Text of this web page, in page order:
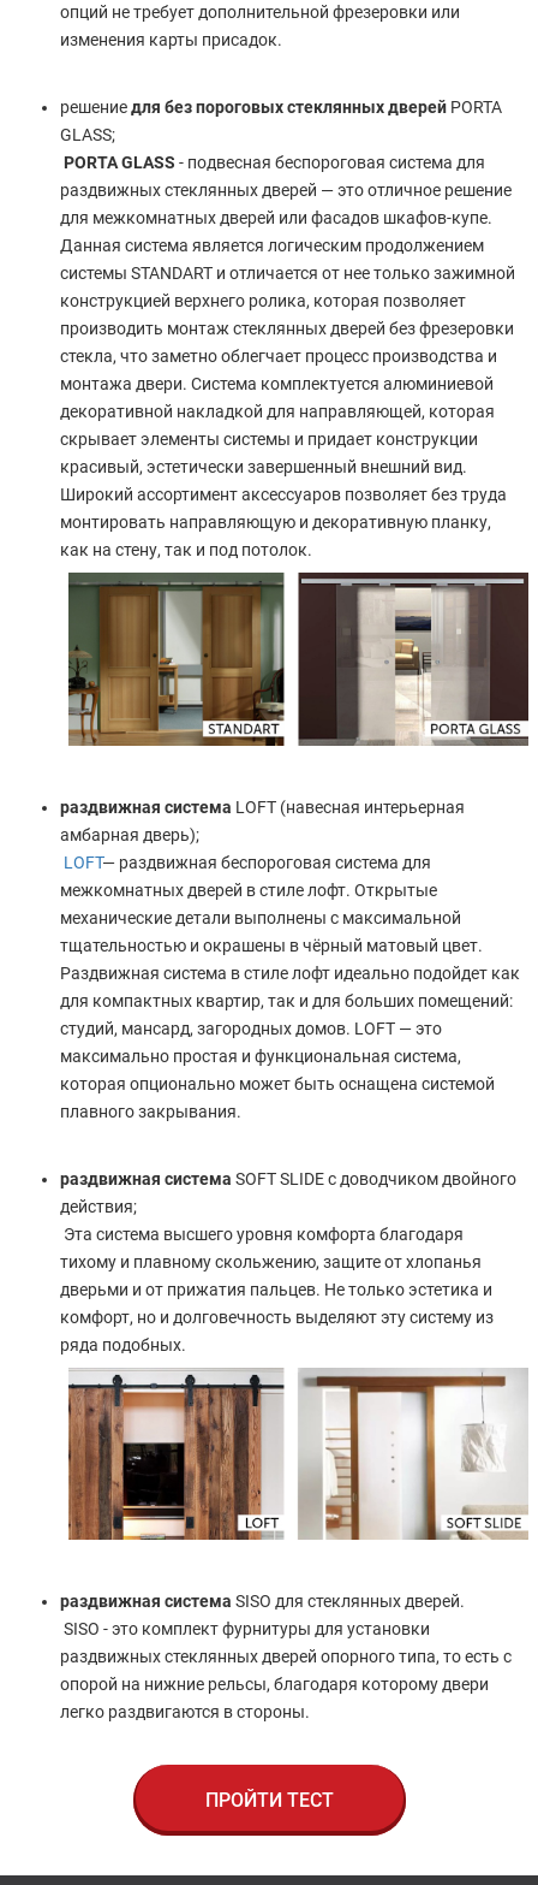
опций не требует дополнительной фрезеровки или
изменения карты присадок.
решениедля без пороговых стеклянных дверей PORTA
GLASS;
PORTA GLASS - подвесная беспороговая система для
раздвижных стеклянных дверей — это отличное решение
для межкомнатных дверей или фасадов шкафов-купе.
Данная система является логическим продолжением
системы STANDART и отличается от нее только зажимной
конструкцией верхнего ролика, которая позволяет
производить монтаж стеклянных дверей без фрезеровки
стекла, что заметно облегчает процесс производства и
монтажа двери. Система комплектуется алюминиевой
декоративной накладкой для направляющей, которая
скрывает элементы системы и придает конструкции
красивый, эстетически завершенный внешний вид.
Широкий ассортимент аксессуаров позволяет без труда
монтировать направляющую и декоративную планку,
как на стену, так и под потолок.
раздвижная система LOFT (навесная интерьерная
амбарная дверь);
LOFT— раздвижная беспороговая система для
межкомнатных дверей в стиле лофт. Открытые
механические детали выполнены с максимальной
тщательностью и окрашены в чёрный матовый цвет.
Раздвижная система в стиле лофт идеально подойдет как
для компактных квартир, так и для больших помещений:
студий, мансард, загородных домов. LOFT — это
максимально простая и функциональная система,
которая опционально может быть оснащена системой
плавного закрывания.
раздвижная система SOFT SLIDE с доводчиком двойного
действия;
Эта система высшего уровня комфорта благодаря
тихому и плавному скольжению, защите от хлопанья
дверьми и от прижатия пальцев. Не только эстетика и
комфорт, но и долговечность выделяют эту систему из
ряда подобных.
раздвижная система SISO для стеклянных дверей.
SISO - это комплект фурнитуры для установки
раздвижных стеклянных дверей опорного типа, то есть с
опорой на нижние рельсы, благодаря которому двери
легко раздвигаются в стороны.
ПРОЙТИ ТЕСТ